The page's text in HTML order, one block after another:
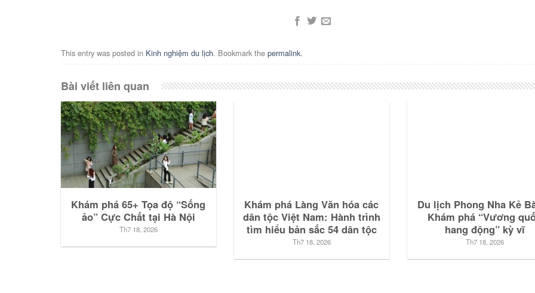
This entry was posted in Kinh nghiệm du lịch. Bookmark the permalink.
Bài viết liên quan
Khám phá 65+ Tọa độ “Sống
ảo” Cực Chất tại Hà Nội
Th7 18, 2026
Khám phá Làng Văn hóa các
dân tộc Việt Nam: Hành trình
tìm hiểu bản sắc 54 dân tộc
Th7 18, 2026
Du lịch Phong Nha Kẻ
Khám phá “Vương
hang động” kỳ vĩ
Th7 18, 2026